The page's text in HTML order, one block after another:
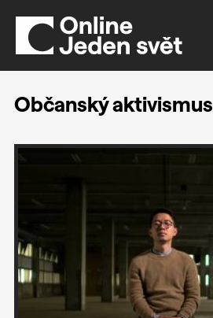
Občanský aktivismus